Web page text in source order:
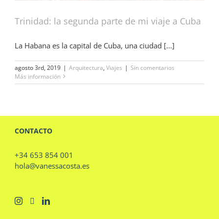
Trinidad: la segunda parte de mi viaje a Cuba
La Habana es la capital de Cuba, una ciudad [...]
agosto 3rd, 2019 | Arquitectura, Viajes | Sin comentarios
Más información
CONTACTO
+34 653 854 001
hola@vanessacosta.es